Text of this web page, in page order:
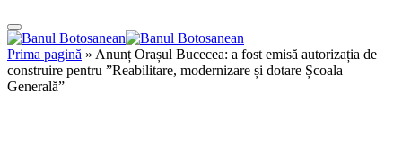
Prima pagină » Anunț Orașul Bucecea: a fost emisă autorizația de
construire pentru ”Reabilitare, modernizare și dotare Școala
Generală”